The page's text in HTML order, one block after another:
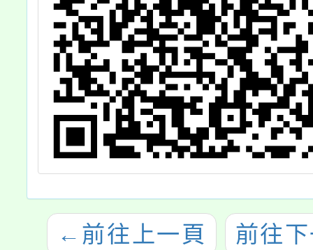
← 前往上一頁 前往